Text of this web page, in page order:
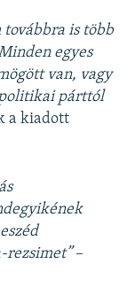
is több
egyes
van, vagy
párttól
a kiadott
rezsimet”–